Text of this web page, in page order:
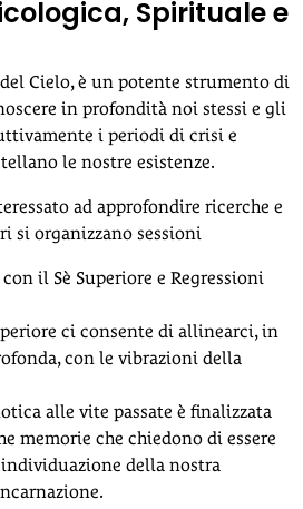
Spirituale e
Cielo, è un potente strumento di
in profondità noi stessi e gli
i periodi di crisi e
le nostre esistenze.
ad approfondire ricerche e
si organizzano sessioni
il Sè Superiore e Regressioni
ci consente di allinearci, in
con le vibrazioni della
alle vite passate è finalizzata
memorie che chiedono di essere
della nostra